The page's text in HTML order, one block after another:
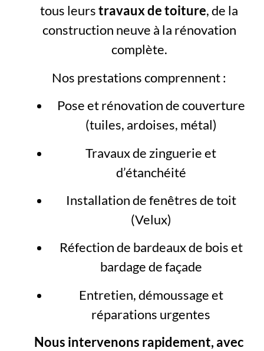
tous leurstravaux de toiture, de la
construction neuve à la rénovation
complète.
Nos prestations comprennent :
Pose et rénovation de couverture
(tuiles, ardoises, métal)
Travaux de zinguerie et
d’étanchéité
Installation de fenêtres de toit
(Velux)
Réfection de bardeaux de bois et
bardage de façade
Entretien, démoussage et
réparations urgentes
Nous intervenons rapidement, avec